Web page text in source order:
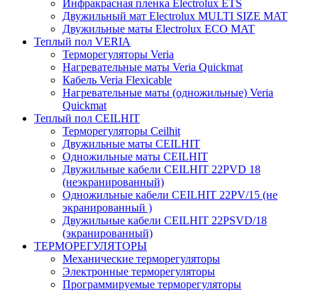
Инфракрасная пленка Electrolux ETS
Двужильный мат Electrolux MULTI SIZE MAT
Двужильные маты Electrolux ECO MAT
Теплый пол VERIA
Терморегуляторы Veria
Нагревательные маты Veria Quickmat
Кабель Veria Flexicable
Нагревательные маты (одножильные) Veria
Quickmat
Теплый пол CEILHIT
Терморегуляторы Ceilhit
Двужильные маты CEILHIT
Одножильные маты CEILHIT
Двужильные кабели CEILHIT 22PVD 18
(неэкранированный)
Одножильные кабели CEILHIT 22PV/15 (не
экранированный )
Двужильные кабели CEILHIT 22PSVD/18
(экранированный)
ТЕРМОРЕГУЛЯТОРЫ
Механические терморегуляторы
Электронные терморегуляторы
Программируемые терморегуляторы